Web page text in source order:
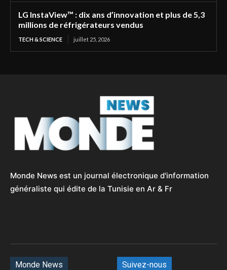
LG InstaView™ : dix ans d’innovation et plus de 5,3
millions de réfrigérateurs vendus
TECH & SCIENCE juillet 25, 2026
Monde News est un journal électronique d'information
généraliste qui édite de la Tunisie en Ar & Fr
Monde News Suivez-nous